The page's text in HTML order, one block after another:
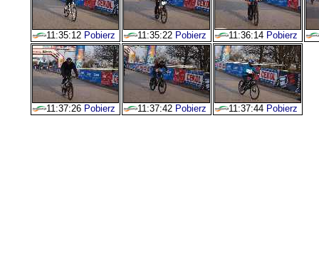
11:35:12 Pobierz 11:35:22 Pobierz 11:36:14 Pobierz
11:37:26 Pobierz 11:37:42 Pobierz 11:37:44 Pobierz